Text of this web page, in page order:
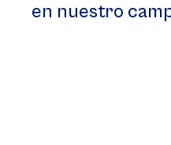
en nuestro